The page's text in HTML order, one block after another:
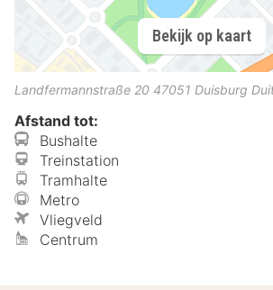
Bekijk op kaart
Landfermannstraße 20 47051 Duisburg
Afstand tot:
Bushalte
Treinstation
Tramhalte
Metro
Vliegveld
Centrum